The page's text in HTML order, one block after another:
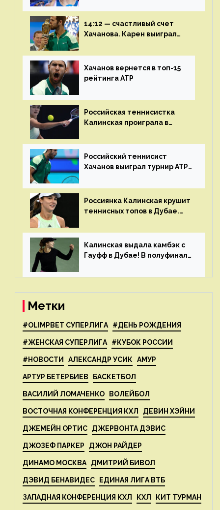
14:12 — счастливый счет
Хачанова. Карен выиграл
Хачанов вернется в топ-15
рейтинга ATP
Российская теннисистка
Калинская проиграла в
Российский теннисист
Хачанов выиграл турнир ATP
Россиянка Калинская крушит
теннисных топов в Дубае.
рейтинга
Калинская выдала камбэк с
Гауфф в Дубае! В полуфинале
Свёнтек
Метки
#OLIMPBET СУПЕРЛИГА #ДЕНЬ РОЖДЕНИЯ
#ЖЕНСКАЯ СУПЕРЛИГА #КУБОК РОССИИ
#НОВОСТИ АЛЕКСАНДР УСИК АМУР
АРТУР БЕТЕРБИЕВ БАСКЕТБОЛ
ВАСИЛИЙ ЛОМАЧЕНКО ВОЛЕЙБОЛ
ВОСТОЧНАЯ КОНФЕРЕНЦИЯ КХЛ ДЕВИН ХЭЙНИ
ДЖЕМЕЙН ОРТИС ДЖЕРВОНТА ДЭВИС
ДЖОЗЕФ ПАРКЕР ДЖОН РАЙДЕР
ДИНАМО МОСКВА ДМИТРИЙ БИВОЛ
ДЭВИД БЕНАВИДЕС ЕДИНАЯ ЛИГА ВТБ
ЗАПАДНАЯ КОНФЕРЕНЦИЯ КХЛ КХЛ КИТ ТУРМАН